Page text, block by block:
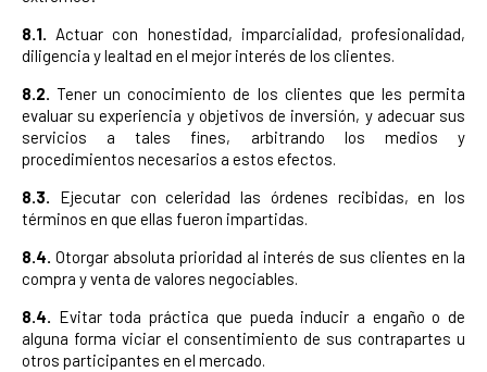
8.1. Actuar con honestidad, imparcialidad, profesionalidad,
diligencia y lealtad en el mejor interés de los clientes.
8.2. Tener un conocimiento de los clientes que les permita
evaluar su experiencia y objetivos de inversión, y adecuar sus
servicios a tales fines, arbitrando los medios y
procedimientos necesarios a estos efectos.
8.3. Ejecutar con celeridad las órdenes recibidas, en los
términos en que ellas fueron impartidas.
8.4. Otorgar absoluta prioridad al interés de sus clientes en la
compra y venta de valores negociables.
8.4. Evitar toda práctica que pueda inducir a engaño o de
alguna forma viciar el consentimiento de sus contrapartes u
otros participantes en el mercado.